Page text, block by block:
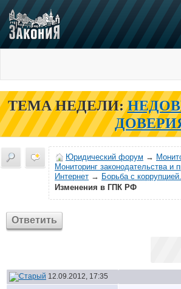
ТЕМА НЕДЕЛИ:
Юридический форум →
Мониторинг законодательства и
Интернет → Борьба с
Изменения в ГПК РФ
Ответить
12.09.2012, 17:35